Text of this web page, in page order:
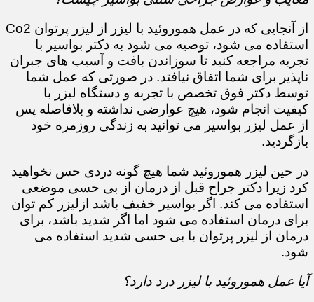
از آنجایی که در عمل هموروئید با لیزر از لیزر پرتوان Co2
استفاده می شود، توصیه می شود به دکتر بواسیر با
تجربه مراجعه کنید تا سوزاندن بافت و آسیب های جبران
ناپذیر برای شما اتفاق نیافتد. در صورتی که عمل شما
توسط دکتر فوق تخصص با تجربه و دستگاه لیزر با
کیفیت انجام شود، هیچ عوارضی نداشته و بلافاصله پس
از عمل لیزر بواسیر می توانید به زندگی روزمره خود
بازگردید.
در حین لیزر هموروئید شما هیچ گونه دردی حس نخواهید
کرد زیرا دکتر جراح قبل از درمان از بی حسی موضعی
استفاده می کند. اگر بواسیر خفیف باشد ازلیزر کم توان
برای درمان استفاده می شود اما اگر شدید باشد، برای
درمان از لیزر پرتوان با بی حسی شدید استفاده می
شود.
آیا عمل هموروئید با لیزر درد دارد؟